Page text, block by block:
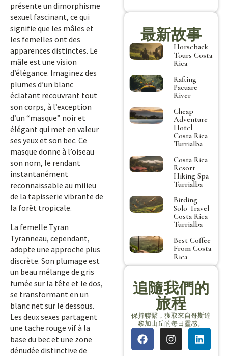
présente un dimorphisme
sexuel fascinant, ce qui
signifie que les mâles et
les femelles ont des
apparences distinctes. Le
mâle est une vision
d’élégance. Imaginez des
plumes d’un blanc
éclatant recouvrant tout
son corps, à l’exception
d’un “masque” noir et
élégant qui met en valeur
ses yeux et son bec. Ce
masque donne à l’oiseau
son nom, le rendant
instantanément
reconnaissable au milieu
de la tapisserie vibrante de
la forêt tropicale.
La femelle Tyran
Tyranneau, cependant,
adopte une approche plus
discrète. Son plumage est
un beau mélange de gris
fumée sur la tête et le dos,
se transformant en un
blanc net sur le dessous.
Les deux sexes partagent
une tache rouge vif à la
base du bec et une zone
dénudée distinctive de
最新故事
Horseback
Tours Costa
Rica
Rafting
Pacuare
River
Cheap
Adventure
Hotel
Costa Rica
Turrialba
Costa Rica
Resort
Hiking Spa
Turrialba
Birding
Solo Travel
Costa Rica
Turrialba
Best Coffee
From Costa
Rica
追隨我們的
旅程
保持聯繫，獲取來自哥斯達
黎加山丘的每日靈感。